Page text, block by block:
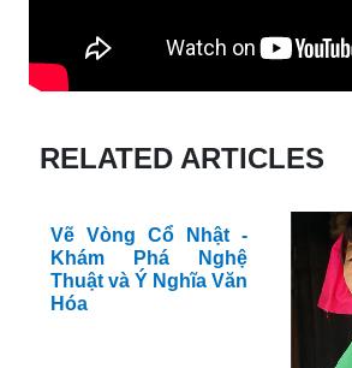
RELATED ARTICLES
Vẽ Vòng Cổ Nhật -
Khám Phá Nghệ
Thuật và Ý Nghĩa Văn
Hóa